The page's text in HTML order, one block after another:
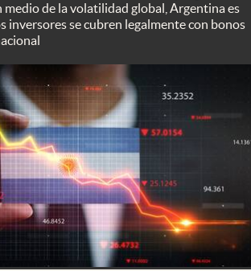
medio de la volatilidad global, Argentina es
inversores se cubren legalmente con bonos